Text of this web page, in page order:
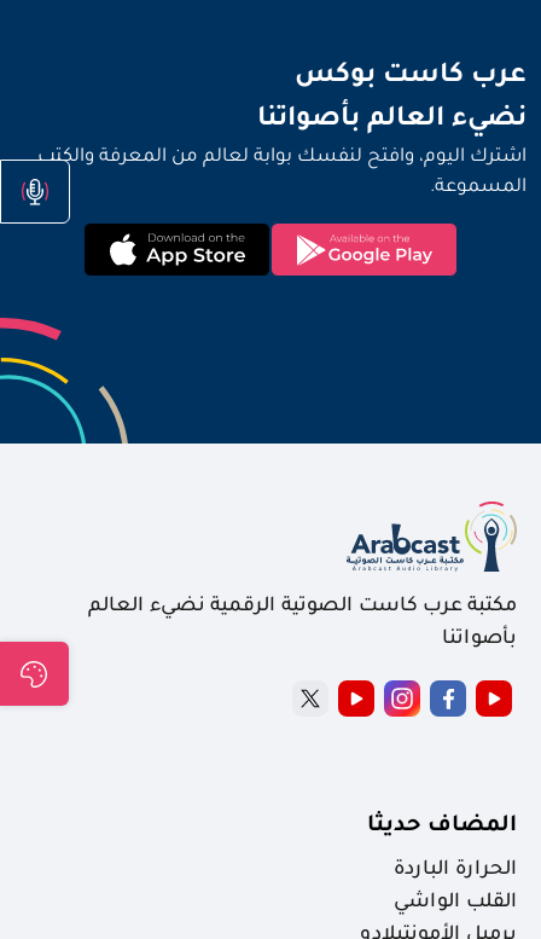
عرب كاست بوكس
نضيء العالم بأصواتنا
اشترك اليوم، وافتح لنفسك بوابة لعالم من المعرفة والكتب
المسموعة.
مكتبة عرب كاست الصوتية الرقمية نضيء العالم
بأصواتنا
المضاف حديثا
الحرارة الباردة
القلب الواشي